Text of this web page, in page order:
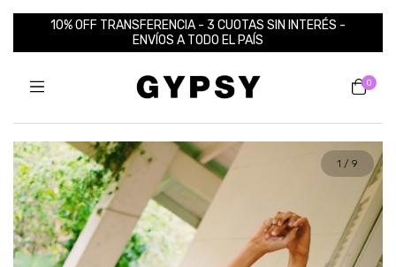
10% OFF TRANSFERENCIA - 3 CUOTAS SIN INTERÉS -
ENVÍOS A TODO EL PAÍS
0
1 / 9